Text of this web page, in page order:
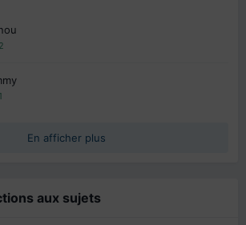
2
1
En afficher plus
aux sujets